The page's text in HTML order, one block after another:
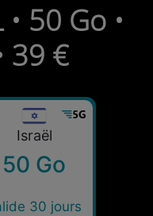
• 50 Go •
39 €
Israël
50 Go
30 jours